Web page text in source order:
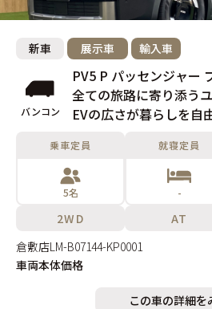
新車 展示車 輸入車
バンコン
PV5 P パッセンジャー
全ての旅路に寄り添う
EVの広さが暮らしを自
乗車定員
5名
就寝定員
-
2WD
AT
倉敷店LM-B07144-KP0001
車両本体価格
この車の詳細を